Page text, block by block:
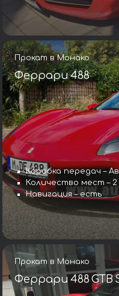
Прокат в Монако
Феррари 488
Коробка передач –
Количество мест – 2
Навигация – есть
Прокат в Монако
Феррари 488